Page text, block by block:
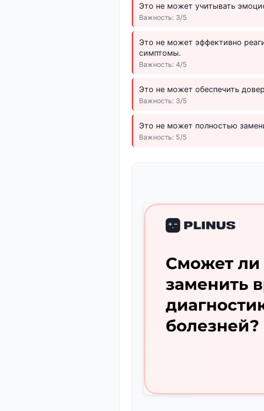
Это не может учитывать
Важность: 3/5
Это не может эффективно
симптомы.
Важность: 4/5
Это не может обеспечить
Важность: 3/5
Это не может полностью
Важность: 5/5